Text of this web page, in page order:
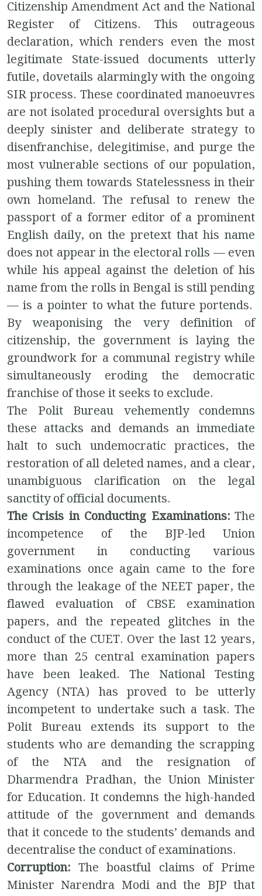
Citizenship Amendment Act and the National
Register of Citizens. This outrageous
declaration, which renders even the most
legitimate State-issued documents utterly
futile, dovetails alarmingly with the ongoing
SIR process. These coordinated manoeuvres
are not isolated procedural oversights but a
deeply sinister and deliberate strategy to
disenfranchise, delegitimise, and purge the
most vulnerable sections of our population,
pushing them towards Statelessness in their
own homeland. The refusal to renew the
passport of a former editor of a prominent
English daily, on the pretext that his name
does not appear in the electoral rolls — even
while his appeal against the deletion of his
name from the rolls in Bengal is still pending
— is apointer to what the future portends.
By weaponising the very definition of
citizenship, the government is laying the
groundwork for a communal registry while
simultaneously eroding the democratic
franchise of those it seeks to exclude.
The Polit Bureau vehemently condemns
these attacks and demands an immediate
halt to such undemocratic practices, the
restoration of all deleted names, and a clear,
unambiguous clarification on the legal
sanctity of official documents.
The Crisis in Conducting Examinations:The
incompetence of the BJP-led Union
government in conducting various
examinations once again came to the fore
through the leakage of the NEET paper, the
flawed evaluation of CBSE examination
papers, and the repeated glitches in the
conduct of the CUET. Over the last 12 years,
more than 25 central examination papers
have been leaked. The National Testing
Agency (NTA) has proved to be utterly
incompetent to undertake such a task. The
Polit Bureau extends its support to the
students who are demanding the scrapping
of the NTA and the resignation of
Dharmendra Pradhan, the Union Minister
for Education. It condemns the high-handed
attitude of the government and demands
that it concede to the students’ demands and
decentralise the conduct of examinations.
Corruption: The boastful claims of Prime
Minister Narendra Modi and the BJP that